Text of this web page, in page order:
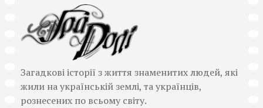
Загадкові історії з життя знаменитих людей, які
жили на українській землі, та українців,
рознесених по всьому світу.